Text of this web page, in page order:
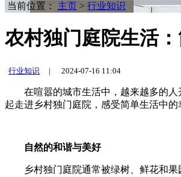
当前位置： 主页 > 行业知识
农村独门庭院生活
行业知识 | 2024-07-16 11:04
在喧嚣的城市生活中，越来越多的人
起走进乡村独门庭院，感受简单生活中的
自然的和谐与美好
乡村独门庭院通常被绿树、鲜花和果园